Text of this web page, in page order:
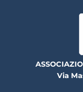
Via